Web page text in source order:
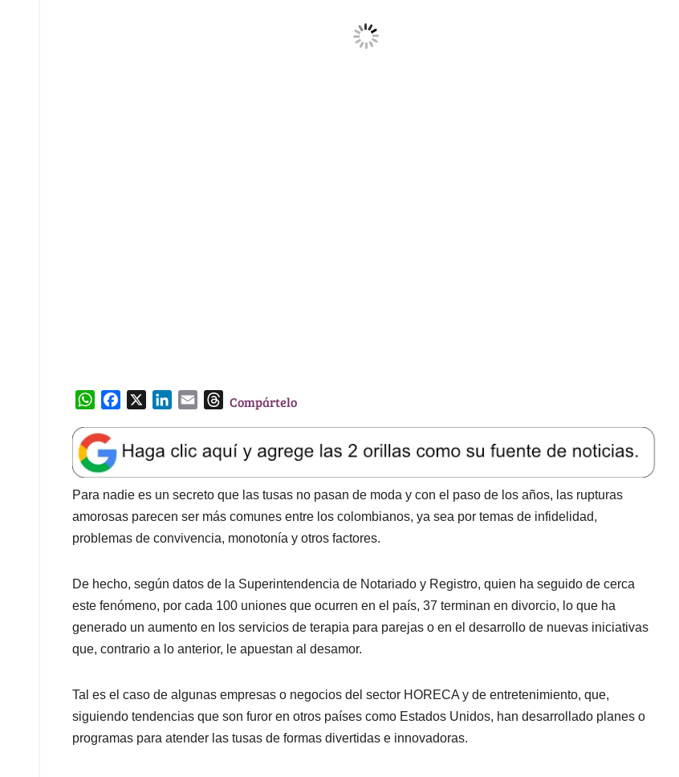
W
a
t
s
A
p
p
e
b
o
o
k
k
e
d
I
n
l
T
e
a
d
s
Compártelo
Para nadie es un secreto que las tusas no pasan de moda y con el paso de los años, las rupturas
amorosas parecen ser más comunes entre los colombianos, ya sea por temas de infidelidad,
problemas de convivencia, monotonía y otros factores.
De hecho, según datos de la Superintendencia de Notariado y Registro, quien ha seguido de cerca
este fenómeno, por cada 100 uniones que ocurren en el país, 37 terminan en divorcio, lo que ha
generado un aumento en los servicios de terapia para parejas o en el desarrollo de nuevas iniciativas
que, contrario a lo anterior, le apuestan al desamor.
Tal es el caso de algunas empresas o negocios del sector HORECA y de entretenimiento, que,
siguiendo tendencias que son furor en otros países como Estados Unidos, han desarrollado planes o
programas para atender las tusas de formas divertidas e innovadoras.